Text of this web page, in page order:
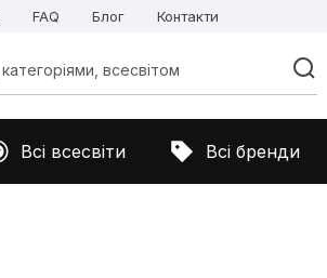
FAQ Блог Контакти
Всі всесвіти Всі бренди